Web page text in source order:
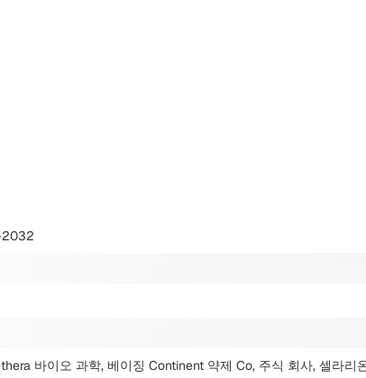
바이오 과학, 베이징 Continent 약제 Co, 주식 회사, 셀라리